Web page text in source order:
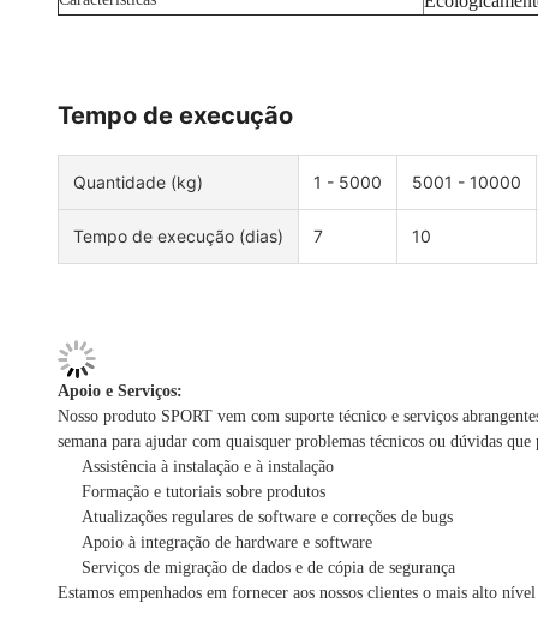
Tempo de execução
Quantidade (kg) 1 - 5000 5001 - 10000
Tempo de execução (dias) 7 10
Apoio e Serviços:
Nosso produto SPORT vem com suporte técnico e serviços
semana para ajudar com quaisquer problemas técnicos ou dúvidas
Assistência à instalação e à instalação
Formação e tutoriais sobre produtos
Atualizações regulares de software e correções de bugs
Apoio à integração de hardware e software
Serviços de migração de dados e de cópia de segurança
Estamos empenhados em fornecer aos nossos clientes o mais alto